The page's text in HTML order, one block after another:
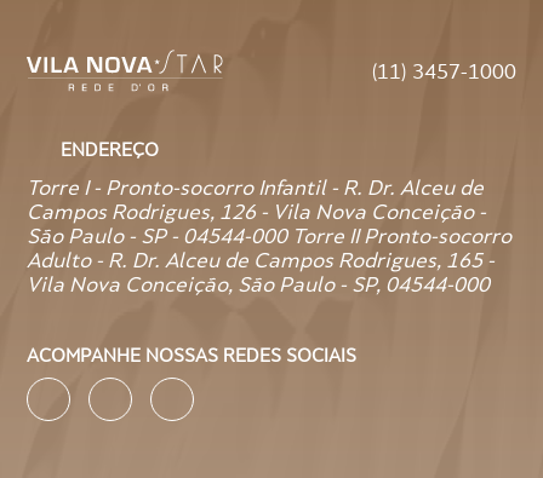
(11) 3457-1000
ENDEREÇO
Torre I - Pronto-socorro Infantil - R. Dr. Alceu de
Campos Rodrigues, 126 - Vila Nova Conceição -
São Paulo - SP - 04544-000 Torre II Pronto-socorro
Adulto - R. Dr. Alceu de Campos Rodrigues, 165 -
Vila Nova Conceição, São Paulo - SP, 04544-000
ACOMPANHE NOSSAS REDES SOCIAIS